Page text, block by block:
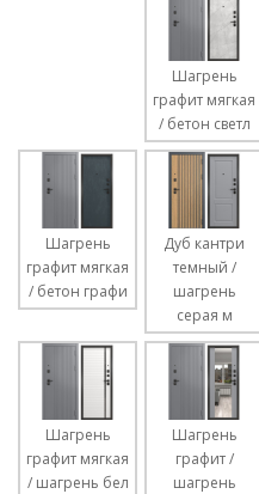
Шагрень
графит мягкая
/ бетон светл
Шагрень
графит мягкая
/ бетон графи
Дуб кантри
темный /
шагрень
серая м
Шагрень
графит мягкая
/ шагрень бел
Шагрень
графит /
шагрень